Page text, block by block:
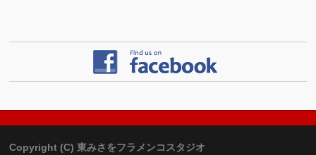
Copyright (C) 東みさをフラメンコスタジオ